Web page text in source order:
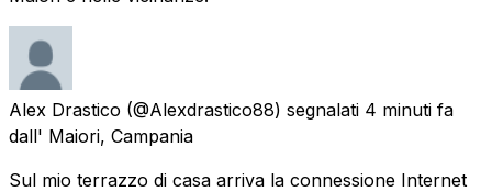
Alex Drastico (@Alexdrastico88) segnalati 4 minuti fa
dall' Maiori, Campania
Sul mio terrazzo di casa arriva la connessione Internet